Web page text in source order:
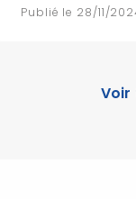
Publié le 28/11/